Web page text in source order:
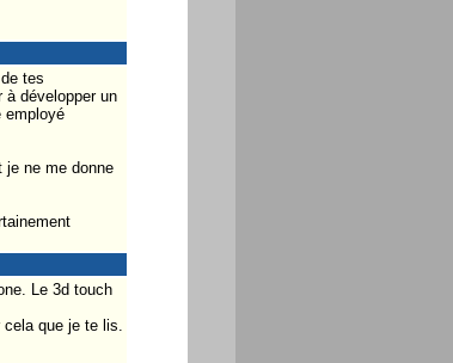
tes
développer un
employé
je ne me donne
Le 3d touch
que je te lis.